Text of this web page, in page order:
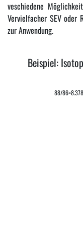
veschiedene
Vervielfacher SEV oder
zur Anwendung.
Beispiel:
88/